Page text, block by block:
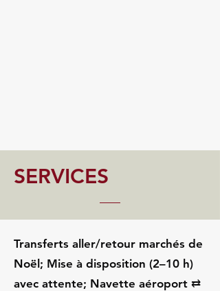
SERVICES
Transferts aller/retour marchés de
Noël; Mise à disposition (2–10 h)
avec attente; Navette aéroport ⇄